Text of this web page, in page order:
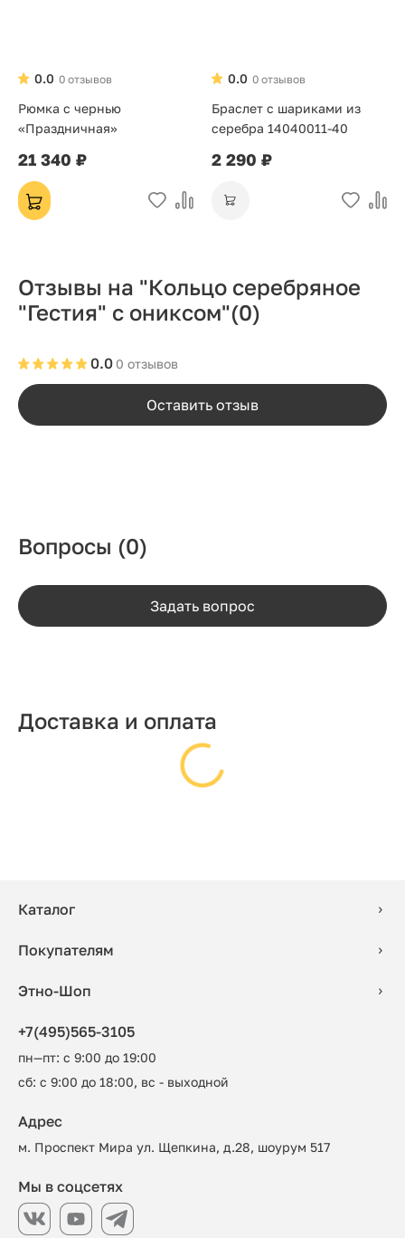
0 отзывов
0.0
Рюмка с чернью
«Праздничная»
21 340 ₽
0 отзывов
0.0
Браслет с шариками из
серебра 14040011-40
2 290 ₽
Отзывы на "Кольцо серебряное
"Гестия" с ониксом"(0)
0 отзывов
0.0
Оставить отзыв
Вопросы (0)
Задать вопрос
Доставка и оплата
Каталог
Покупателям
Этно-Шоп
+7(495)565-3105
пн—пт: с 9:00 до 19:00
сб: с 9:00 до 18:00, вс - выходной
Адрес
м. Проспект Мира ул. Щепкина, д.28, шоурум 517
Мы в соцсетях